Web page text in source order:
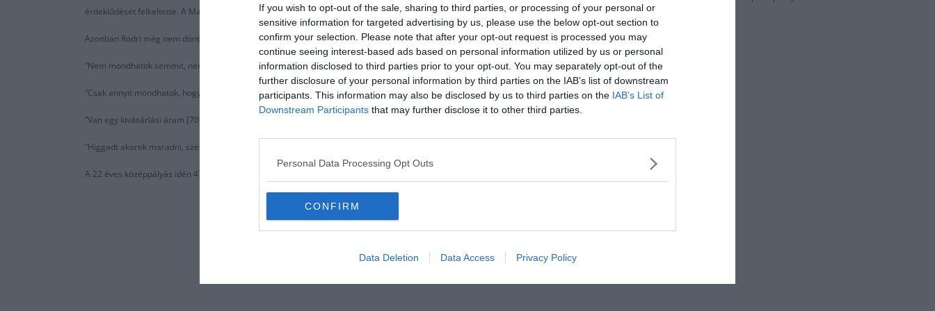
If you wish to opt-out of the sale, sharing to third parties, or processing of your personal or
sensitive information for targeted advertising by us, please use the below opt-out section to
confirm your selection. Please note that after your opt-out request is processed you may
continue seeing interest-based ads based on personal information utilized by us or personal
information disclosed to third parties prior to your opt-out. You may separately opt-out of the
further disclosure of your personal information by third parties on the IAB’s list of downstream
participants. This information may also be disclosed by us to third parties on the IAB’s List of
Downstream Participants that may further disclose it to other third parties.
Personal Data Processing Opt Outs
CONFIRM
Data Deletion Data Access Privacy Policy
érdeklődését felkeltette. A Manchester City, a Manchester United, a PSG és a Bayern München is szívesen látná Rodrit a fedélzetén.
Azonban Rodri még nem döntött a jövőjével kapcsolatban:
“Nem mondhatok semmit, nem tudom mi fog történni.”
“Csak annyit mondhatok, hogy jelenleg szerződésem van az Atletico Madriddal.”
“Van egy kivásárlási áram [70 millió euró] és ma boldog vagyok itt.”
“Higgadt akarok maradni, szeretném ha az Atletico nagyobb teret adna nekem. Álszentség lenne, ha bármit is ígérnék.”
A 22 éves középpályás idén 47 mérkőzésen játszott a madridi csapatban és a